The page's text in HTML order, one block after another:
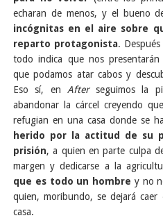
echaran de menos, y el bueno
incógnitas en el aire sobre
reparto protagonista.
todo indica que nos
que podamos atar cabos y
Eso sí, en Afterseguimos la
abandonar la cárcel creyendo
refugian en una casa donde se
herido por la actitud de su
prisión, a quien en parte culpa
margen y dedicarse a la
que es todo un hombre y no
quien, moribundo, se dejará
casa.